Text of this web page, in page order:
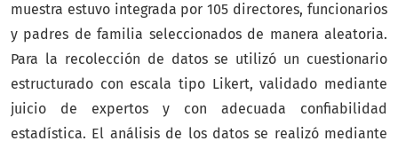
muestra estuvo integrada por 105 directores, funcionarios
y padres de familia seleccionados de manera aleatoria.
Para la recolección de datos se utilizó un cuestionario
estructurado con escala tipo Likert, validado mediante
juicio de expertos y con adecuada confiabilidad
estadística. El análisis de los datos se realizó mediante